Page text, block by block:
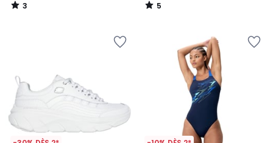
3
/
5
/